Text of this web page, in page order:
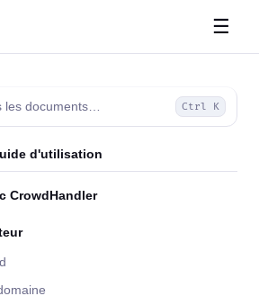
☰
les documents… Ctrl K
d'utilisation
CrowdHandler